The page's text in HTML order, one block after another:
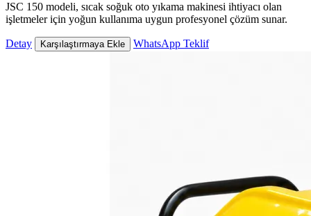
JSC 150 modeli, sıcak soğuk oto yıkama makinesi ihtiyacı olan
işletmeler için yoğun kullanıma uygun profesyonel çözüm sunar.
Detay Karşılaştırmaya Ekle WhatsApp Teklif